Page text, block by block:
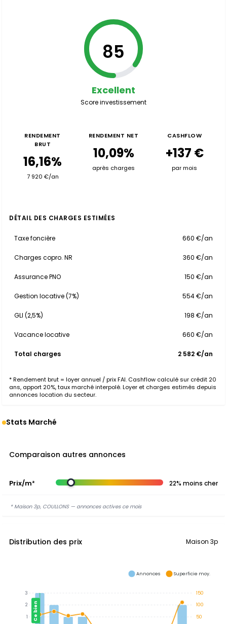
85
Excellent
Score investissement
RENDEMENT
BRUT
16,16%
7 920 €/an
RENDEMENT NET
10,09%
après charges
CASHFLOW
+137 €
par mois
DÉTAIL DES CHARGES ESTIMÉES
Taxe foncière 660 €/an
Charges copro. NR 360 €/an
Assurance PNO 150 €/an
Gestion locative (7%) 554 €/an
GLI (2,5%) 198 €/an
Vacance locative 660 €/an
Total charges 2 582 €/an
* Rendement brut = loyer annuel / prix FAI. Cashflow calculé sur crédit 20
ans, apport 20%, taux marché interpolé. Loyer et charges estimés depuis
annonces location du secteur.
Stats Marché
Comparaison autres annonces
Prix/m² 22% moins cher
* Maison 3p, COULLONS — annonces actives ce mois
Distribution des prix Maison 3p
Ce bien
150
100
50
3
2
1
Annonces Superficie moy.